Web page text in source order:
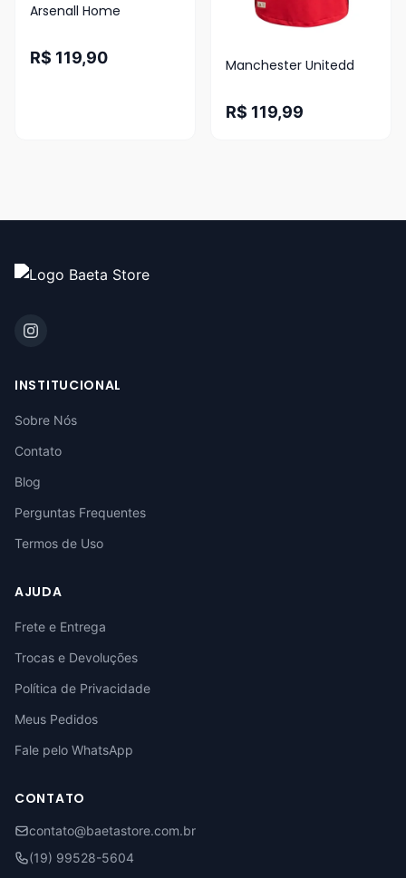
Arsenall Home
R$ 119,90 Manchester Unitedd
R$ 119,99
INSTITUCIONAL
Sobre Nós
Contato
Blog
Perguntas Frequentes
Termos de Uso
AJUDA
Frete e Entrega
Trocas e Devoluções
Política de Privacidade
Meus Pedidos
Fale pelo WhatsApp
CONTATO
contato@baetastore.com.br
(19) 99528-5604